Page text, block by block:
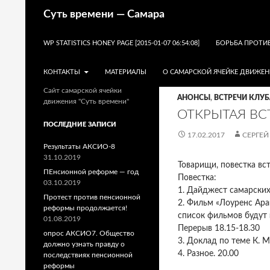
Суть времени — Самара
WP STATISTICS HONEY PAGE [2015-01-07 06:54:08]
БОРЬБА
КОНТАКТЫ МАТЕРИАЛЫ О САМАРСКОЙ ЯЧЕЙКЕ
АНОНСЫ , ВСТРЕЧИ
ОТКРЫТАЯ
17.02.2017
Товарищи, повестка
Повестка:
1. Дайджест
2. Фильм «Лоуренс
список фильмов будут
Перерыв 18.15-18.30
3. Доклад по теме К.
4. Разное. 20.00
Сайт самарской ячейки
движения "Суть времени"
ПОСЛЕДНИЕ ЗАПИСИ
Результаты АКСИО-8
31.10.2019
ПЕнсионной реформе — год
03.10.2019
Протест против пенсионной
реформы продолжается!
01.08.2019
опрос АКСИО7. Общество
должно узнать правду о
последствиях пенсионной
реформы